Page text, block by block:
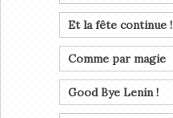
Et la fête continue !
Comme par magie
Good Bye Lenin !